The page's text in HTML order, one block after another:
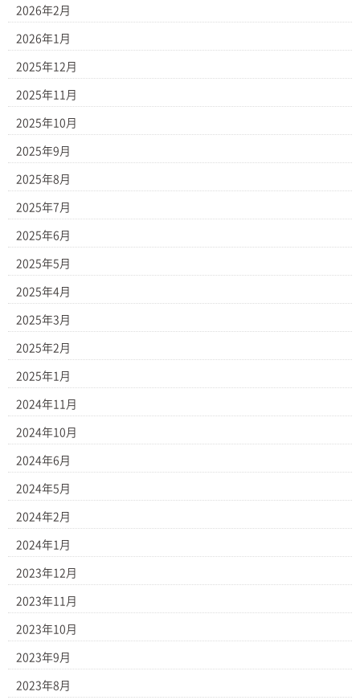
2026年2月
2026年1月
2025年12月
2025年11月
2025年10月
2025年9月
2025年8月
2025年7月
2025年6月
2025年5月
2025年4月
2025年3月
2025年2月
2025年1月
2024年11月
2024年10月
2024年6月
2024年5月
2024年2月
2024年1月
2023年12月
2023年11月
2023年10月
2023年9月
2023年8月